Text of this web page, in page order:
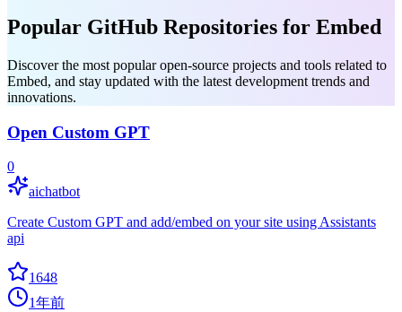
Popular GitHub Repositories for Embed
Discover the most popular open-source projects and tools related to
Embed, and stay updated with the latest development trends and
innovations.
Open Custom GPT
0
aichatbot
Create Custom GPT and add/embed on your site using Assistants
api
1648
1年前